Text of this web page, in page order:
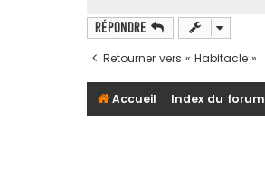
Répondre
Retourner vers « Habitacle »
Accueil Index du forum